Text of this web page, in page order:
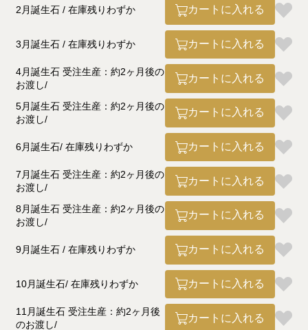
2月誕生石 在庫残りわずか カートに入れる
3月誕生石 在庫残りわずか カートに入れる
4月誕生石 受注生産：約2ヶ月後の
お渡し
カートに入れる
5月誕生石 受注生産：約2ヶ月後の
お渡し
カートに入れる
6月誕生石 在庫残りわずか カートに入れる
7月誕生石 受注生産：約2ヶ月後の
お渡し
カートに入れる
8月誕生石 受注生産：約2ヶ月後の
お渡し
カートに入れる
9月誕生石 在庫残りわずか カートに入れる
10月誕生石 在庫残りわずか カートに入れる
11月誕生石 受注生産：約2ヶ月後
のお渡し
カートに入れる